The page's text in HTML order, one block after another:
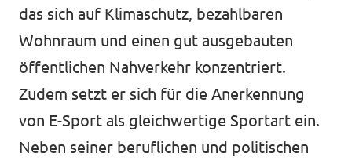
das sich auf Klimaschutz, bezahlbaren
Wohnraum und einen gut ausgebauten
öffentlichen Nahverkehr konzentriert.
Zudem setzt er sich für die Anerkennung
von E-Sport als gleichwertige Sportart ein.
Neben seiner beruflichen und politischen